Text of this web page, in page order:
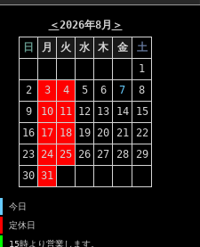
＜2026年8月 ＞
日
月 火 水 木 金
土
1
2
3 4 5 6 7
8
9
10 11 12 13 14
15
16 17 18 19 20 21
22
23 24 25 26 27 28
29
30 31
今日
定休日
15時より営業します。